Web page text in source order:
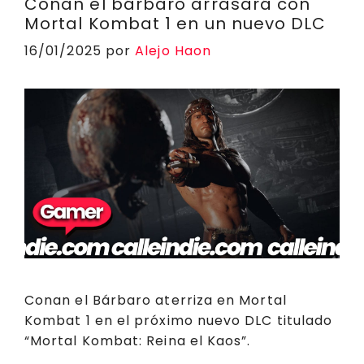
p
p
o
o
k
n
k
a
m
d
s
rt
ir
Mortal Kombat 1 en un nuevo DLC
16/01/2025 porAlejo Haon
Conan el Bárbaro aterriza en Mortal
Kombat 1 en el próximo nuevo DLC titulado
“Mortal Kombat: Reina el Kaos”.